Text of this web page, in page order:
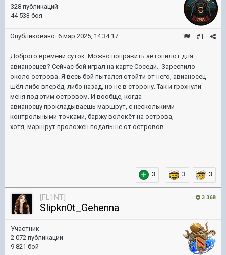
328 публикаций
44 533 боя
#1
Опубликовано: 6 мар 2025, 14:34:17
Доброго времени суток. Можно поправить автопилот для
авианосцев? Сейчас бой играл на карте Соседи. Зареспило
около острова. Я весь бой пытался отойти от него, авианосец
шёл либо вперёд, либо назад, но не в сторону. Так и грохнули
меня под этим островом. И вообще, когда
авианосцу прокладываешь маршрут, с несколькими
контрольными точками, баржу волокёт на острова,
хотя, маршрут проложен подальше от островов.
3 3 3
3 368
[FL1NT]
Slipkn0t_Gehenna
Участник
2 072 публикации
9 821 бой